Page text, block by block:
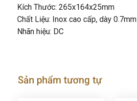
Kích Thước: 265x164x25mm
Chất Liệu: Inox cao cấp, dày 0.7mm
Nhãn hiệu: DC
Sản phẩm tương tự